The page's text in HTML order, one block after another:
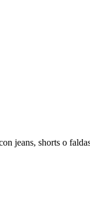
jeans, shorts o